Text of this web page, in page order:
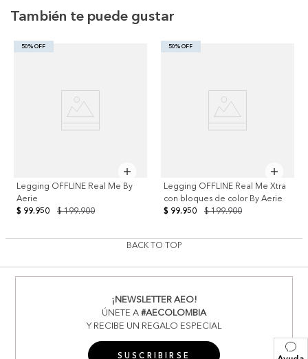
También te puede gustar
50% OFF
Legging OFFLINE Real Me By
Aerie
$ 199.900
$ 99.950
50% OFF
Legging OFFLINE Real Me Xtra
con bloques de color By Aerie
$ 199.900
$ 99.950
BACK TO TOP
¡NEWSLETTER AEO!
ÚNETE A#AECOLOMBIA
Y RECIBE UN REGALO ESPECIAL
SUSCRIBIRSE